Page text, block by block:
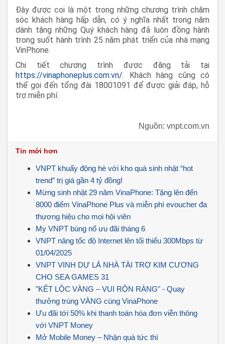
Đây được coi là một trong những chương trình chăm
sóc khách hàng hấp dẫn, có ý nghĩa nhất trong năm
dành tặng những Quý khách hàng đã luôn đồng hành
trong suốt hành trình 25 năm phát triển của nhà mạng
VinPhone.
Chi tiết chương trình được đăng tải tại
https://vinaphoneplus.com.vn/. Khách hàng cũng có
thể gọi đến tổng đài 18001091 để được giải đáp, hỗ
trợ miễn phí.
Nguồn: vnpt.com.vn
Tin mới hơn
VNPT khuấy động hè với kho quà sinh nhật “hot
trend” trị giá gần 4 tỷ đồng!
Mừng sinh nhật 29 năm VinaPhone: Tặng lên đến
8000 điểm VinaPhone Plus và miễn phí evoucher đa
thương hiệu cho mọi hội viên
My VNPT bùng nổ ưu đãi tháng 6
VNPT nâng tốc độ Internet lên tối thiểu 300Mbps từ
01/04/2025
VNPT VINH DỰ LÀ NHÀ TÀI TRỢ KIM CƯƠNG
CHO SEA GAMES 31
"KẾT LỘC VÀNG – VUI RỘN RÀNG" - Quay
thưởng trúng VÀNG cùng VinaPhone
Ưu đãi tới 50% khi thanh toán hóa đơn viễn thông
với VNPT Money
Mở Mobile Money – Nhận quà tức thì